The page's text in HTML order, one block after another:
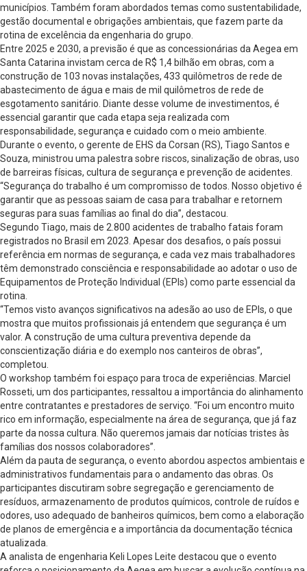
municípios. Também foram abordados temas como sustentabilidade,
gestão documental e obrigações ambientais, que fazem parte da
rotina de excelência da engenharia do grupo.
Entre 2025 e 2030, a previsão é que as concessionárias da Aegea em
Santa Catarina invistam cerca de R$ 1,4 bilhão em obras, com a
construção de 103 novas instalações, 433 quilômetros de rede de
abastecimento de água e mais de mil quilômetros de rede de
esgotamento sanitário. Diante desse volume de investimentos, é
essencial garantir que cada etapa seja realizada com
responsabilidade, segurança e cuidado com o meio ambiente.
Durante o evento, o gerente de EHS da Corsan (RS), Tiago Santos e
Souza, ministrou uma palestra sobre riscos, sinalização de obras, uso
de barreiras físicas, cultura de segurança e prevenção de acidentes.
“Segurança do trabalho é um compromisso de todos. Nosso objetivo é
garantir que as pessoas saiam de casa para trabalhar e retornem
seguras para suas famílias ao final do dia”, destacou.
Segundo Tiago, mais de 2.800 acidentes de trabalho fatais foram
registrados no Brasil em 2023. Apesar dos desafios, o país possui
referência em normas de segurança, e cada vez mais trabalhadores
têm demonstrado consciência e responsabilidade ao adotar o uso de
Equipamentos de Proteção Individual (EPIs) como parte essencial da
rotina.
“Temos visto avanços significativos na adesão ao uso de EPIs, o que
mostra que muitos profissionais já entendem que segurança é um
valor. A construção de uma cultura preventiva depende da
conscientização diária e do exemplo nos canteiros de obras”,
completou.
O workshop também foi espaço para troca de experiências. Marciel
Rosseti, um dos participantes, ressaltou a importância do alinhamento
entre contratantes e prestadores de serviço. “Foi um encontro muito
rico em informação, especialmente na área de segurança, que já faz
parte da nossa cultura. Não queremos jamais dar notícias tristes às
famílias dos nossos colaboradores”.
Além da pauta de segurança, o evento abordou aspectos ambientais e
administrativos fundamentais para o andamento das obras. Os
participantes discutiram sobre segregação e gerenciamento de
resíduos, armazenamento de produtos químicos, controle de ruídos e
odores, uso adequado de banheiros químicos, bem como a elaboração
de planos de emergência e a importância da documentação técnica
atualizada.
A analista de engenharia Keli Lopes Leite destacou que o evento